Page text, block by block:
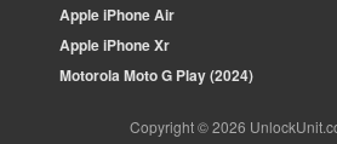
AppleiPhone Air
AppleiPhone Xr
MotorolaMoto G Play (2024)
Copyright © 2026